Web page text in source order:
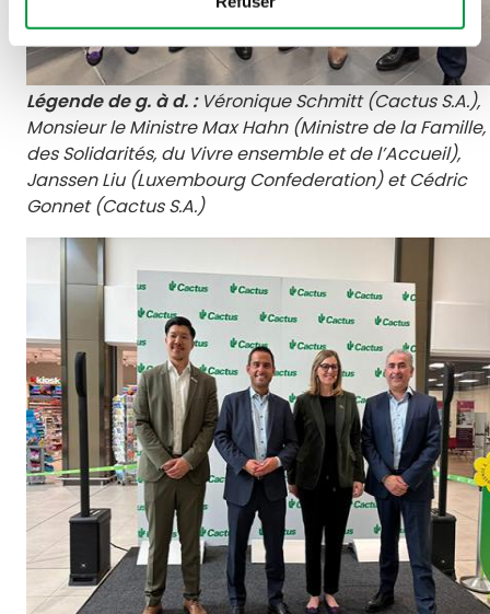
Légende de g. à d. :Véronique Schmitt (Cactus S.A.),
Monsieur le Ministre Max Hahn (Ministre de la Famille,
des Solidarités, du Vivre ensemble et de l’Accueil),
Janssen Liu (Luxembourg Confederation) et Cédric
Gonnet (Cactus S.A.)